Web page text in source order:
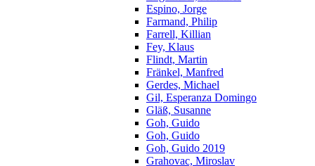
Espino, Jorge
Farmand, Philip
Farrell, Killian
Fey, Klaus
Flindt, Martin
Fränkel, Manfred
Gerdes, Michael
Gil, Esperanza Domingo
Gläß, Susanne
Goh, Guido
Goh, Guido
Goh, Guido 2019
Grahovac, Miroslav